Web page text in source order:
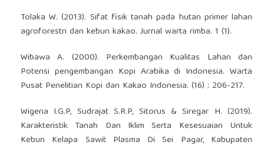
Tolaka W. (2013). Sifat fisik tanah pada hutan primer lahan
agroforestri dan kebun kakao. Jurnal warta rimba. 1 (1).
Wibawa A. (2000). Perkembangan Kualitas Lahan dan
Potensi pengembangan Kopi Arabika di Indonesia. Warta
Pusat Penelitian Kopi dan Kakao Indonesia. (16) : 206-217.
Wigena I.G.P, Sudrajat S.R.P, Sitorus & Siregar H. (2019).
Karakteristik Tanah Dan Iklim Serta Kesesuaian Untuk
Kebun Kelapa Sawit Plasma Di Sei Pagar, Kabupaten